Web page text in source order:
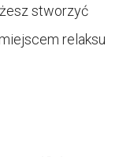
stworzyć
relaksu